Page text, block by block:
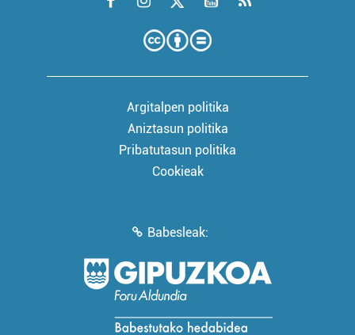
Argitalpen politika
Aniztasun politika
Pribatutasun politika
Cookieak
Babesleak: